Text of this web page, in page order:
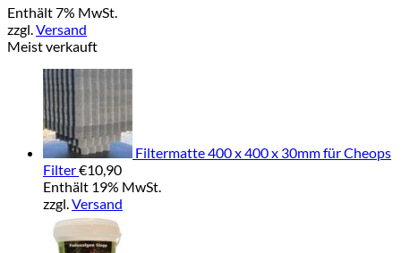
Enthält 7% MwSt.
zzgl.Versand
Meist verkauft
Filtermatte 400 x 400 x 30mm für Cheops
Filter€10,90
Enthält 19% MwSt.
zzgl.Versand